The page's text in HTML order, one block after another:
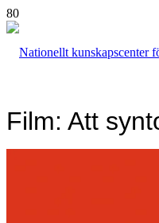
Film: Att